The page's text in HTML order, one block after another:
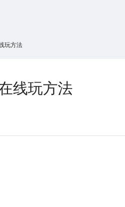
玩方法
线玩方法